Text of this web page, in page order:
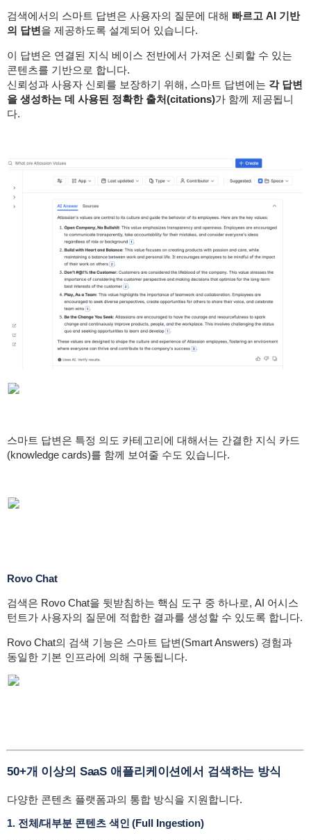
검색에서의 스마트 답변은 사용자의 질문에 대해 빠르고 AI 기반
의 답변을 제공하도록 설계되어 있습니다.
이 답변은 연결된 지식 베이스 전반에서 가져온 신뢰할 수 있는
콘텐츠를 기반으로 합니다.
신뢰성과 사용자 신뢰를 보장하기 위해, 스마트 답변에는 각 답변
을 생성하는 데 사용된 정확한 출처(citations)가 함께 제공됩니
다.
스마트 답변은 특정 의도 카테고리에 대해서는 간결한 지식 카드
(knowledge cards)를 함께 보여줄 수도 있습니다.
Rovo Chat
검색은 Rovo Chat을 뒷받침하는 핵심 도구 중 하나로, AI 어시스
턴트가 사용자의 질문에 적합한 결과를 생성할 수 있도록 합니다.
Rovo Chat의 검색 기능은 스마트 답변(Smart Answers) 경험과
동일한 기본 인프라에 의해 구동됩니다.
50+개 이상의 SaaS 애플리케이션에서 검색하는 방식
다양한 콘텐츠 플랫폼과의 통합 방식을 지원합니다.
1. 전체/대부분 콘텐츠 색인 (Full Ingestion)